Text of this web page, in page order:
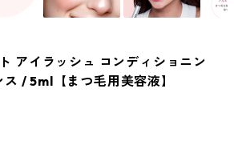
アイラッシュ コンディショニン
/ 5ml【まつ毛用美容液】